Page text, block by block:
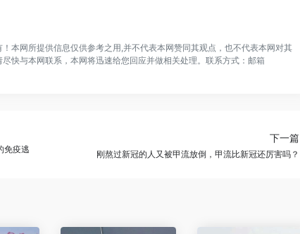
本网所提供信息仅供参考之用,并不代表本网赞同其观点，也不代表本网对其
快与本网联系，本网将迅速给您回应并做相关处理。联系方式：邮箱
免疫逃
下一篇
刚熬过新冠的人又被甲流放倒，甲流比新冠还厉害吗？